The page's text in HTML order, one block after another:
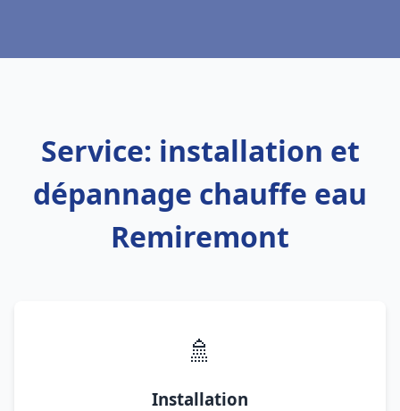
Service: installation et
dépannage chauffe eau
Remiremont
🚿
Installation